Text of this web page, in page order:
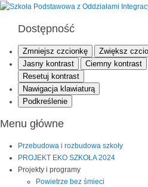
Dostępność
Zmniejsz czcionkę Zwiększ
Jasny kontrast
Ciemny kontrast
Resetuj kontrast
Nawigacja klawiaturą
Podkreślenie
Menu główne
Przebudowa i rozbudowa szkoły
PROJEKT EKO SZKOŁA 2024
Projekty i programy
Powietrze bez śmieci